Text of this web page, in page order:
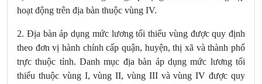
hoạt động trên địa bàn thuộc vùng IV.
2. Địa bàn áp dụng mức lương tối thiểu vùng được quy định
theo đơn vị hành chính cấp quận, huyện, thị xã và thành phố
trực thuộc tỉnh. Danh mục địa bàn áp dụng mức lương tối
thiểu thuộc vùng I, vùng II, vùng III và vùng IV được quy